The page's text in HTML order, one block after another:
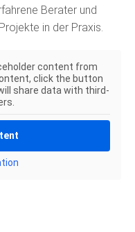
Berater und
in der Praxis.
content from
click the button
share data with third-